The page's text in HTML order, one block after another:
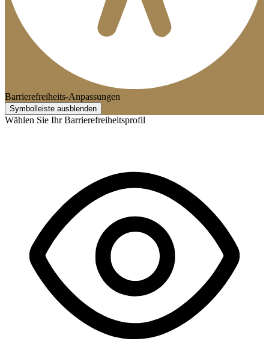
Barrierefreiheits-Anpassungen
Symbolleiste ausblenden
Wählen Sie Ihr Barrierefreiheitsprofil